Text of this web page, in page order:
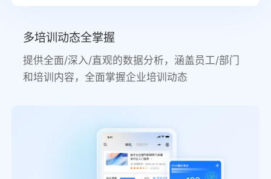
多培训动态全掌握
提供全面/深入/直观的数据分析，涵盖员工/部门
和培训内容，全面掌握企业培训动态